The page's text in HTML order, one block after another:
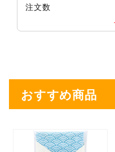
注文数
おすすめ商品